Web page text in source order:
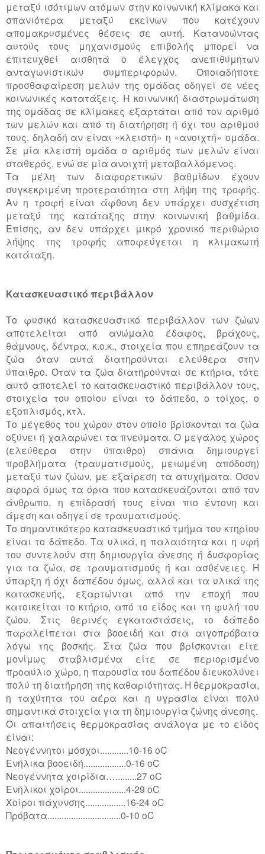
μεταξύ ισότιμων ατόμων στην κοινωνική κλίμακα και
σπανιότερα μεταξύ εκείνων που κατέχουν
απομακρυσμένες θέσεις σε αυτή. Κατανοώντας
αυτούς τους μηχανισμούς επιβολής μπορεί να
επιτευχθεί αισθητά ο έλεγχος ανεπιθύμητων
ανταγωνιστικών συμπεριφορών. Οποιαδήποτε
προσθαφαίρεση μελών της ομάδας οδηγεί σε νέες
κοινωνικές κατατάξεις. Η κοινωνική διαστρωμάτωση
της ομάδας σε κλίμακες εξαρτάται από τον αριθμό
των μελών και από τη διατήρηση ή όχι του αριθμού
τους, δηλαδή αν είναι «κλειστή» η «ανοιχτή» ομάδα.
Σε μία κλειστή ομάδα ο αριθμός των μελών είναι
σταθερός, ενώ σε μία ανοιχτή μεταβαλλόμενος.
Τα μέλη των διαφορετικών βαθμίδων έχουν
συγκεκριμένη προτεραιότητα στη λήψη της τροφής.
Αν η τροφή είναι άφθονη δεν υπάρχει συσχέτιση
μεταξύ της κατάταξης στην κοινωνική βαθμίδα.
Επίσης, αν δεν υπάρχει μικρό χρονικό περιθώριο
λήψης της τροφής αποφεύγεται η κλιμακωτή
κατάταξη.
Κατασκευαστικό περιβάλλον
Το φυσικό κατασκευαστικό περιβάλλον των ζώων
αποτελείται από ανώμαλο έδαφος, βράχους,
θάμνους, δέντρα, κ.ο.κ., στοιχεία που επηρεάζουν τα
ζώα όταν αυτά διατηρούνται ελεύθερα στην
ύπαιθρο. Όταν τα ζώα διατηρούνται σε κτήρια, τότε
αυτό αποτελεί το κατασκευαστικό περιβάλλον τους,
στοιχεία του οποίου είναι το δάπεδο, ο τοίχος, ο
εξοπλισμός, κτλ.
Το μέγεθος του χώρου στον οποίο βρίσκονται τα ζώα
οξύνει ή χαλαρώνει τα πνεύματα. Ο μεγάλος χώρος
(ελεύθερα στην ύπαιθρο) σπάνια δημιουργεί
προβλήματα (τραυματισμούς, μειωμένη απόδοση)
μεταξύ των ζώων, με εξαίρεση τα ατυχήματα. Όσον
αφορά όμως τα όρια που κατασκευάζονται από τον
άνθρωπο, η επίδρασή τους είναι πιο έντονη και
άμεση και οδηγεί σε τραυματισμούς.
Το σημαντικότερο κατασκευαστικό τμήμα του κτηρίου
είναι το δάπεδο. Τα υλικά, η παλαιότητα και η υφή
του συντελούν στη δημιουργία άνεσης ή δυσφορίας
για τα ζώα, σε τραυματισμούς ή και ασθένειες. Η
ύπαρξη ή όχι δαπέδου όμως, αλλά και τα υλικά της
κατασκευής, εξαρτώνται από την εποχή που
κατοικείται το κτήριο, από το είδος και τη φυλή του
ζώου. Στις θερινές εγκαταστάσεις, το δάπεδο
παραλείπεται στα βοοειδή και στα αιγοπρόβατα
λόγω της βοσκής. Στα ζώα που βρίσκονται είτε
μονίμως σταβλισμένα είτε σε περιορισμένο
προαύλιο χώρο, η παρουσία του δαπέδου διευκολύνει
πολύ τη διατήρηση της καθαριότητας. Η θερμοκρασία,
η ταχύτητα του αέρα και η υγρασία είναι πολύ
σημαντικά στοιχεία για τη δημιουργία ζώνης άνεσης.
Οι απαιτήσεις θερμοκρασίας ανάλογα με το είδος
είναι:
Νεογέννητοι μόσχοι............10-16 oC
Ενήλικα βοοειδή..................0-16 oC
Νεογέννητα χοιρίδια….........27 oC
Ενήλικοι χοίροι....................4-29 oC
Χοίροι πάχυνσης.................16-24 oC
Πρόβατα...............................0-10 oC